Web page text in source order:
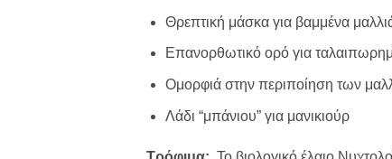
Θρεπτική μάσκα για βαμμένα
Επανορθωτικό ορό για
Ομορφιά στην περιποίηση των
Λάδι “μπάνιου” για μανικιούρ